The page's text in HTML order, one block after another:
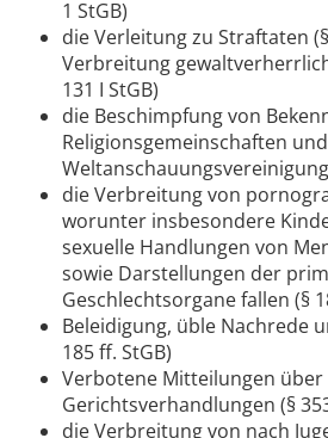
1 StGB)
die Verleitung zu Straftaten
Verbreitung
131 I StGB)
die Beschimpfung von
Religionsgemeinschaften und
die Verbreitung von
worunter insbesondere
sexuelle Handlungen von
sowie Darstellungen der
Geschlechtsorgane fallen (§
Beleidigung, üble Nachrede
185 ff. StGB)
Verbotene Mitteilungen
Gerichtsverhandlungen (§
die Verbreitung von nach